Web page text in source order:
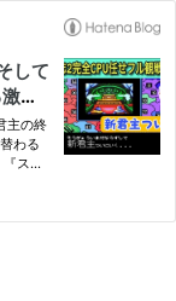
して
動
#1
主の終
わる
スー
・宿